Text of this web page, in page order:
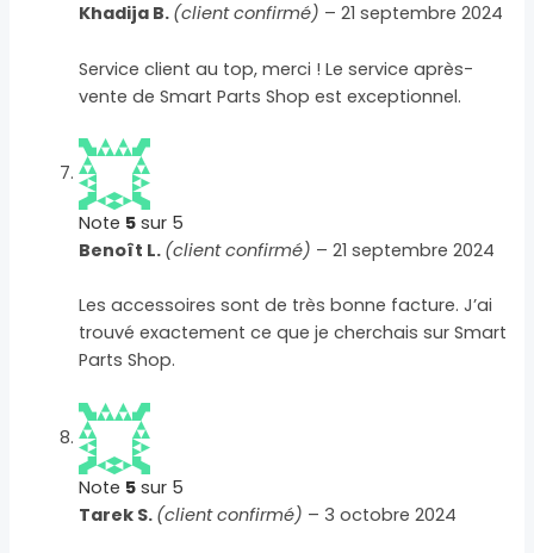
Khadija B. (client confirmé) – 21 septembre 2024
Service client au top, merci ! Le service après-
vente de Smart Parts Shop est exceptionnel.
Note 5 sur 5
Benoît L. (client confirmé) – 21 septembre 2024
Les accessoires sont de très bonne facture. J’ai
trouvé exactement ce que je cherchais sur Smart
Parts Shop.
Note 5 sur 5
Tarek S. (client confirmé) – 3 octobre 2024